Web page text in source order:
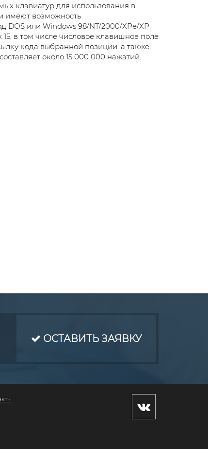
клавиатур для использования в
имеют возможность
DOS или Windows 98/NT/2000/XPe/XP.
в том числе числовое клавишное поле
кода выбранной позиции, а также
около 15 000 000 нажатий.
ОСТАВИТЬ ЗАЯВКУ